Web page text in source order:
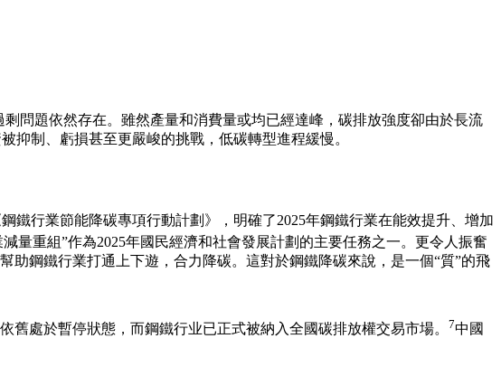
剩問題依然存在。雖然產量和消費量或均已經達峰，碳排放強度卻由於長流
抑制、虧損甚至更嚴峻的挑戰，低碳轉型進程緩慢。
鋼鐵行業節能降碳專項行動計劃》 ，明確了2025年鋼鐵行業在能效提升、增加
量重組”作為2025年國民經濟和社會發展計劃的主要任務之一。更令人振奮
鋼鐵行業打通上下遊，合力降碳。這對於鋼鐵降碳來說，是一個“質”的飛
處於暫停狀態，而鋼鐵行业已正式被納入全國碳排放權交易市場。 7中國